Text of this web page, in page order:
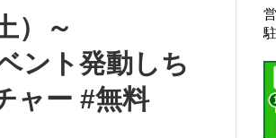
）～
ント発動しち
ャー #無料